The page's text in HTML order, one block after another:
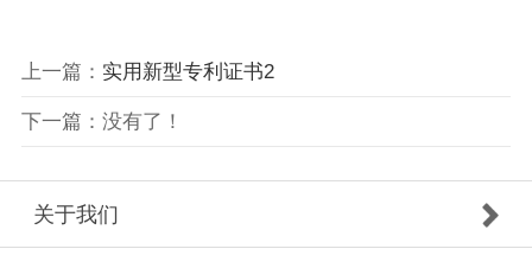
上一篇： 实用新型专利证书2
下一篇：没有了！
关于我们